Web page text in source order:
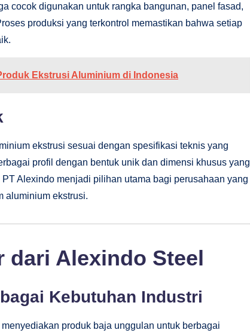
cocok digunakan untuk rangka bangunan, panel fasad,
produksi yang terkontrol memastikan bahwa setiap
Ekstrusi Aluminium di Indonesia
ekstrusi sesuai dengan spesifikasi teknis yang
profil dengan bentuk unik dan dimensi khusus yang
Alexindo menjadi pilihan utama bagi perusahaan yang
aluminium ekstrusi.
dari Alexindo Steel
Kebutuhan Industri
produk baja unggulan untuk berbagai